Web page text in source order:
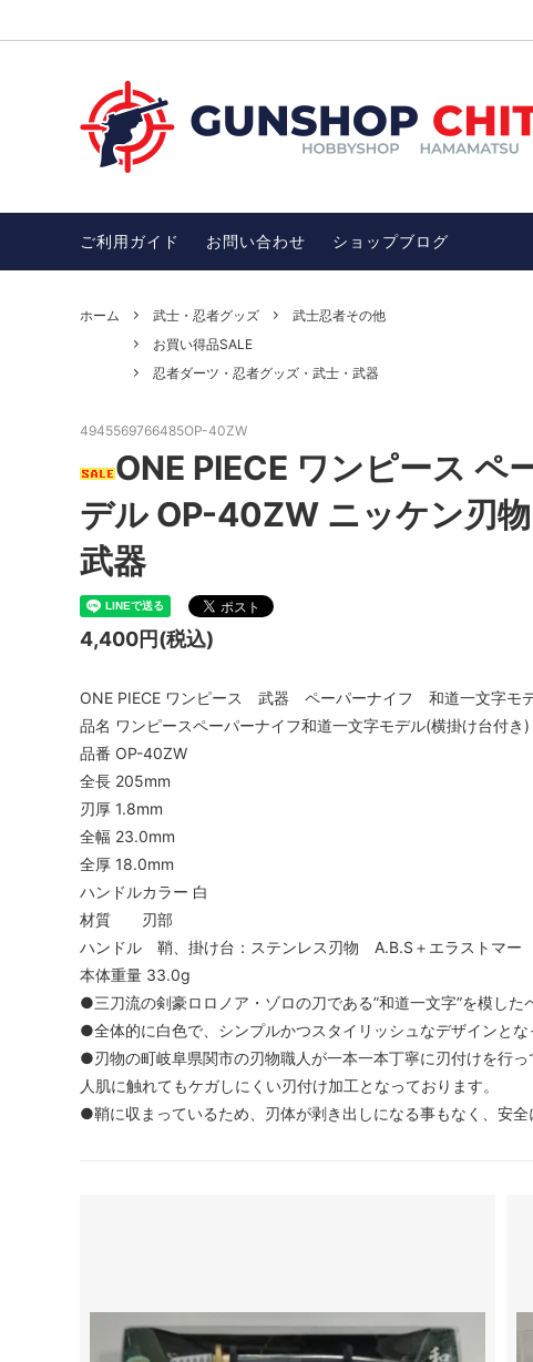
ガスガン
ガンアクセサリー サバゲー装
その他、雑貨（インテリア、ファッショ
ン）
お買い得品SALE
オススメ！モデルガン
オススメ！
ン
完売品
ご利用ガイド お問い合わせ ショップブログ
ホーム 武士・忍者グッズ
武士忍者その他
お買い得品SALE
忍者ダーツ・忍者グッズ・武士・武器
4945569766485OP-40ZW
ONE PIECE ワンピース ペ
デル OP-40ZW ニッケン刃
武器
4,400円(税込)
ONE PIECE ワンピース 武器 ペーパーナイフ 和道一文字
品名 ワンピースペーパーナイフ和道一文字モデル(横掛け台付き)
品番 OP-40ZW
全長 205mm
刃厚 1.8mm
全幅 23.0mm
全厚 18.0mm
ハンドルカラー 白
材質 刃部
ハンドル 鞘、掛け台：ステンレス刃物 A.B.S＋エラストマー
本体重量 33.0g
●三刀流の剣豪ロロノア・ゾロの刀である”和道一文字”を模した
●全体的に白色で、シンプルかつスタイリッシュなデザインとな
●刃物の町岐阜県関市の刃物職人が一本一本丁寧に刃付けを行
人肌に触れてもケガしにくい刃付け加工となっております。
●鞘に収まっているため、刃体が剥き出しになる事もなく、安全